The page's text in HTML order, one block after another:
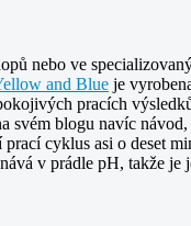
nebo ve
and Blue je
pracích
svém blogu navíc
cyklus asi o deset
v prádle pH, takže je